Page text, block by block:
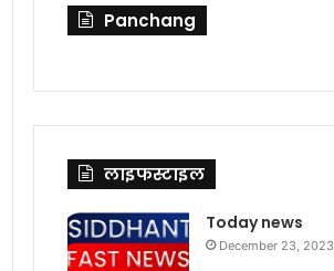
Panchang
लाइफस्टाइल
Today news
December 23, 2023